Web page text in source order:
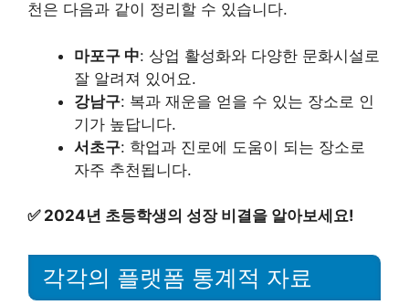
천은 다음과 같이 정리할 수 있습니다.
마포구 中: 상업 활성화와 다양한 문화시설로
잘 알려져 있어요.
강남구: 복과 재운을 얻을 수 있는 장소로 인
기가 높답니다.
서초구: 학업과 진로에 도움이 되는 장소로
자주 추천됩니다.
✅ 2024년 초등학생의 성장 비결을 알아보세요!
각각의 플랫폼 통계적 자료